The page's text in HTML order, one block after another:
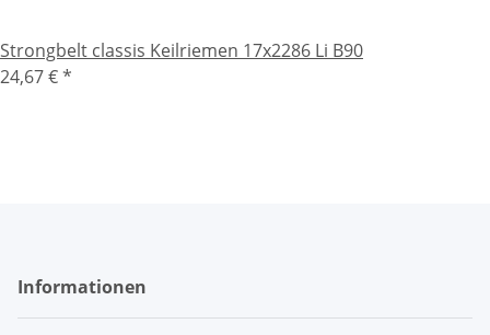
Strongbelt classis Keilriemen 17x2286 Li B90
24,67 €*
Informationen